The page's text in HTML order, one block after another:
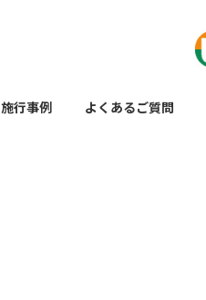
施行事例 よくあるご質問